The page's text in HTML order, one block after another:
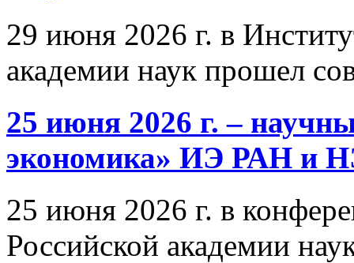
29 июня 2026 г. в
академии наук прошел
25 июня 2026 г. –
экономика» ИЭ РАН и
25 июня 2026 г. в
Российской академии